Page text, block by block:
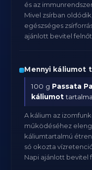
és az
Mivel zsírban
egészséges
ajánlott bevitel
Mennyi káliumot
100 g Passata
káliumot
A kálium az
működéséhez
káliumtartalmú
só okozta
Napi ajánlott bevitel